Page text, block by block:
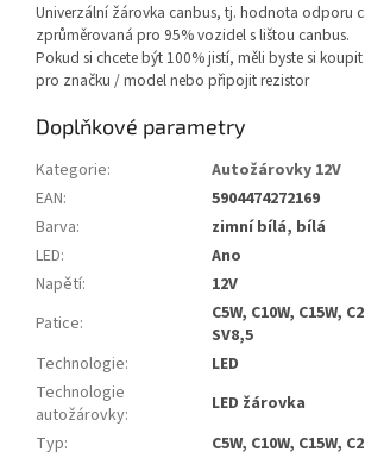
Univerzální žárovka canbus, tj. hodnota odporu
zprůměrovaná pro 95% vozidel s lištou canbus.
Pokud si chcete být 100% jistí, měli byste si
pro značku / model nebo připojit rezistor
Doplňkové parametry
Kategorie:
Autožárovky 12V
EAN:
5904474272169
Barva:
zimní bílá, bílá
LED:
Ano
Napětí:
12V
Patice:
C5W, C10W, C15W,
SV8,5
Technologie:
LED
Technologie
autožárovky:
LED žárovka
Typ: C5W, C10W, C15W,